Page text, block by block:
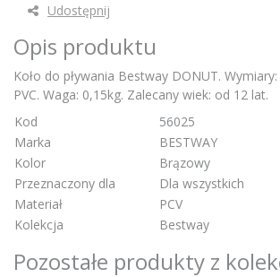
Udostępnij
Opis produktu
Koło do pływania Bestway DONUT.
PVC. Waga: 0,15kg. Zalecany wiek: od 12 lat.
Kod
56025
Marka
BESTWAY
Kolor
Brązowy
Przeznaczony dla
Dla wszystkich
Materiał
PCV
Kolekcja
Bestway
Pozostałe produkty z